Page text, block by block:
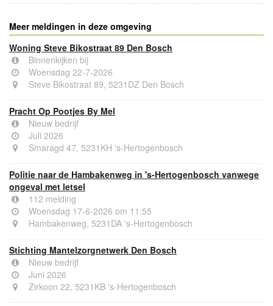
Meer meldingen in deze omgeving
Woning Steve Bikostraat 89 Den Bosch
Binnenkijken bij
Woensdag 22-7-2026
Steve Bikostraat 89, 5231DZ Den Bosch
Pracht Op Pootjes By Mel
Nieuw bedrijf
Juli 2026
Smaragd 47, 5231KH 's-Hertogenbosch
Politie naar de Hambakenweg in 's-Hertogenbosch vanwege
ongeval met letsel
112 melding
Woensdag 17-6-2026 om 11:55
Hambakenweg, 5231DA 's-Hertogenbosch
Stichting Mantelzorgnetwerk Den Bosch
Nieuw bedrijf
Juni 2026
Zirkoon 22, 5231KB 's-Hertogenbosch